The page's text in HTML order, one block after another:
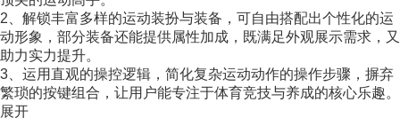
2、解锁丰富多样的运动装扮与装备，可自由搭配出个性化的运
动形象，部分装备还能提供属性加成，既满足外观展示需求，又
助力实力提升。
3、运用直观的操控逻辑，简化复杂运动动作的操作步骤，摒弃
繁琐的按键组合，让用户能专注于体育竞技与养成的核心乐趣。
展开